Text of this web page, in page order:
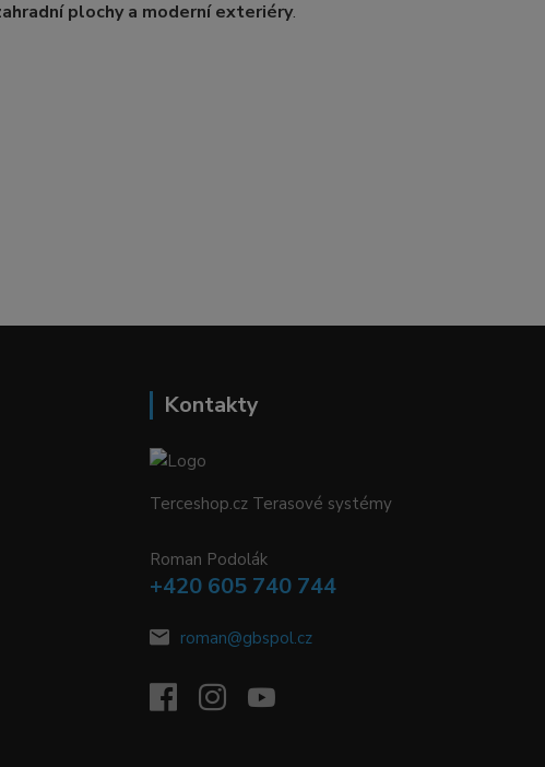
plochy a moderní exteriéry.
Kontakty
Terceshop.cz Terasové systémy
Roman Podolák
+420 605 740 744
roman@gbspol.cz